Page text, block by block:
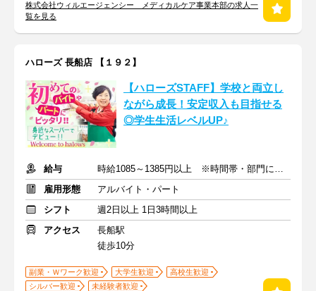
株式会社ウィルエージェンシー メディカルケア事業本部の求人一
覧を見る
ハローズ 長船店 【１９２】
【ハローズSTAFF】学校と両立し
ながら成長！安定収入も目指せる
◎学生生活レベルUP♪
給与
時給1085～1385円以上 ※時間帯・部門による※交通費支給
雇用形態
アルバイト・パート
シフト
週2日以上 1日3時間以上
アクセス
長船駅
徒歩10分
副業・Ｗワーク歓迎 大学生歓迎
高校生歓迎
シルバー歓迎
未経験者歓迎